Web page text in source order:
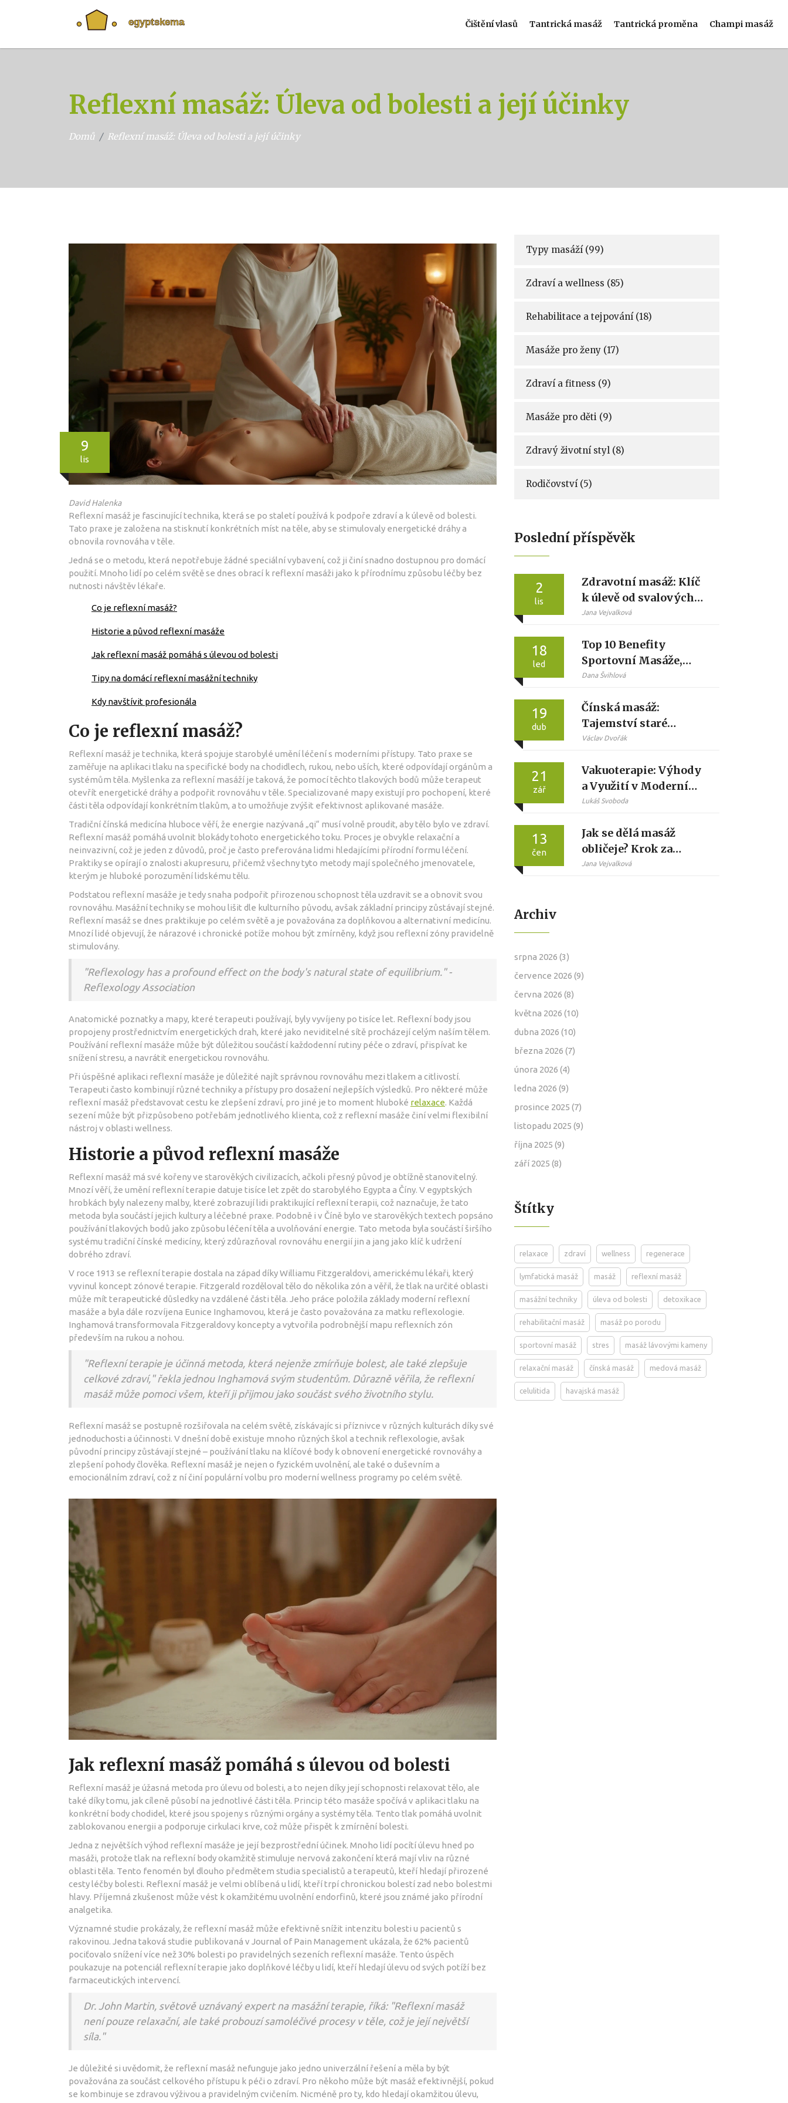
Čištění vlasů Tantrická masáž Tantrická proměna Champi masáž
Reflexní masáž: Úleva od bolesti a její účinky
Domů Reflexní masáž: Úleva od bolesti a její účinky
9
lis
David Halenka
Reflexní masáž je fascinující technika, která se po staletí používá k podpoře zdraví a k úlevě od bolesti.
Tato praxe je založena na stisknutí konkrétních míst na těle, aby se stimulovaly energetické dráhy a
obnovila rovnováha v těle.
Jedná se o metodu, která nepotřebuje žádné speciální vybavení, což ji činí snadno dostupnou pro domácí
použití. Mnoho lidí po celém světě se dnes obrací k reflexní masáži jako k přírodnímu způsobu léčby bez
nutnosti návštěv lékaře.
Co je reflexní masáž?
Historie a původ reflexní masáže
Jak reflexní masáž pomáhá s úlevou od bolesti
Tipy na domácí reflexní masážní techniky
Kdy navštívit profesionála
Co je reflexní masáž?
Reflexní masáž je technika, která spojuje starobylé umění léčení s moderními přístupy. Tato praxe se
zaměřuje na aplikaci tlaku na specifické body na chodidlech, rukou, nebo uších, které odpovídají orgánům a
systémům těla. Myšlenka za reflexní masáží je taková, že pomocí těchto tlakových bodů může terapeut
otevřít energetické dráhy a podpořit rovnováhu v těle. Specializované mapy existují pro pochopení, které
části těla odpovídají konkrétním tlakům, a to umožňuje zvýšit efektivnost aplikované masáže.
Tradiční čínská medicína hluboce věří, že energie nazývaná „qi“ musí volně proudit, aby tělo bylo ve zdraví.
Reflexní masáž pomáhá uvolnit blokády tohoto energetického toku. Proces je obvykle relaxační a
neinvazivní, což je jeden z důvodů, proč je často preferována lidmi hledajícími přírodní formu léčení.
Praktiky se opírají o znalosti akupresuru, přičemž všechny tyto metody mají společného jmenovatele,
kterým je hluboké porozumění lidskému tělu.
Podstatou reflexní masáže je tedy snaha podpořit přirozenou schopnost těla uzdravit se a obnovit svou
rovnováhu. Masážní techniky se mohou lišit dle kulturního původu, avšak základní principy zůstávají stejné.
Reflexní masáž se dnes praktikuje po celém světě a je považována za doplňkovou a alternativní medicínu.
Mnozí lidé objevují, že nárazové i chronické potíže mohou být zmírněny, když jsou reflexní zóny pravidelně
stimulovány.
"Reflexology has a profound effect on the body's natural state of equilibrium." -
Reflexology Association
Anatomické poznatky a mapy, které terapeuti používají, byly vyvíjeny po tisíce let. Reflexní body jsou
propojeny prostřednictvím energetických drah, které jako neviditelné sítě procházejí celým naším tělem.
Používání reflexní masáže může být důležitou součástí každodenní rutiny péče o zdraví, přispívat ke
snížení stresu, a navrátit energetickou rovnováhu.
Při úspěšné aplikaci reflexní masáže je důležité najít správnou rovnováhu mezi tlakem a citlivostí.
Terapeuti často kombinují různé techniky a přístupy pro dosažení nejlepších výsledků. Pro některé může
reflexní masáž představovat cestu ke zlepšení zdraví, pro jiné je to moment hluboké relaxace. Každá
sezení může být přizpůsobeno potřebám jednotlivého klienta, což z reflexní masáže činí velmi flexibilní
nástroj v oblasti wellness.
Historie a původ reflexní masáže
Reflexní masáž má své kořeny ve starověkých civilizacích, ačkoli přesný původ je obtížně stanovitelný.
Mnozí věří, že umění reflexní terapie datuje tisíce let zpět do starobylého Egypta a Číny. V egyptských
hrobkách byly nalezeny malby, které zobrazují lidi praktikující reflexní terapii, což naznačuje, že tato
metoda byla součástí jejich kultury a léčebné praxe. Podobně i v Číně bylo ve starověkých textech popsáno
používání tlakových bodů jako způsobu léčení těla a uvolňování energie. Tato metoda byla součástí širšího
systému tradiční čínské medicíny, který zdůrazňoval rovnováhu energií jin a jang jako klíč k udržení
dobrého zdraví.
V roce 1913 se reflexní terapie dostala na západ díky Williamu Fitzgeraldovi, americkému lékaři, který
vyvinul koncept zónové terapie. Fitzgerald rozděloval tělo do několika zón a věřil, že tlak na určité oblasti
může mít terapeutické důsledky na vzdálené části těla. Jeho práce položila základy moderní reflexní
masáže a byla dále rozvíjena Eunice Inghamovou, která je často považována za matku reflexologie.
Inghamová transformovala Fitzgeraldovy koncepty a vytvořila podrobnější mapu reflexních zón
především na rukou a nohou.
"Reflexní terapie je účinná metoda, která nejenže zmírňuje bolest, ale také zlepšuje
celkové zdraví," řekla jednou Inghamová svým studentům. Důrazně věřila, že reflexní
masáž může pomoci všem, kteří ji přijmou jako součást svého životního stylu.
Reflexní masáž se postupně rozšiřovala na celém světě, získávajíc si příznivce v různých kulturách díky své
jednoduchosti a účinnosti. V dnešní době existuje mnoho různých škol a technik reflexologie, avšak
původní principy zůstávají stejné – používání tlaku na klíčové body k obnovení energetické rovnováhy a
zlepšení pohody člověka. Reflexní masáž je nejen o fyzickém uvolnění, ale také o duševním a
emocionálním zdraví, což z ní činí populární volbu pro moderní wellness programy po celém světě.
Jak reflexní masáž pomáhá s úlevou od bolesti
Reflexní masáž je úžasná metoda pro úlevu od bolesti, a to nejen díky její schopnosti relaxovat tělo, ale
také díky tomu, jak cíleně působí na jednotlivé části těla. Princip této masáže spočívá v aplikaci tlaku na
konkrétní body chodidel, které jsou spojeny s různými orgány a systémy těla. Tento tlak pomáhá uvolnit
zablokovanou energii a podporuje cirkulaci krve, což může přispět k zmírnění bolesti.
Jedna z největších výhod reflexní masáže je její bezprostřední účinek. Mnoho lidí pocítí úlevu hned po
masáži, protože tlak na reflexní body okamžitě stimuluje nervová zakončení která mají vliv na různé
oblasti těla. Tento fenomén byl dlouho předmětem studia specialistů a terapeutů, kteří hledají přirozené
cesty léčby bolesti. Reflexní masáž je velmi oblíbená u lidí, kteří trpí chronickou bolestí zad nebo bolestmi
hlavy. Příjemná zkušenost může vést k okamžitému uvolnění endorfinů, které jsou známé jako přírodní
analgetika.
Významné studie prokázaly, že reflexní masáž může efektivně snížit intenzitu bolesti u pacientů s
rakovinou. Jedna taková studie publikovaná v Journal of Pain Management ukázala, že 62% pacientů
pociťovalo snížení více než 30% bolesti po pravidelných sezeních reflexní masáže. Tento úspěch
poukazuje na potenciál reflexní terapie jako doplňkové léčby u lidí, kteří hledají úlevu od svých potíží bez
farmaceutických intervencí.
Dr. John Martin, světově uznávaný expert na masážní terapie, říká: "Reflexní masáž
není pouze relaxační, ale také probouzí samoléčivé procesy v těle, což je její největší
síla."
Je důležité si uvědomit, že reflexní masáž nefunguje jako jedno univerzální řešení a měla by být
považována za součást celkového přístupu k péči o zdraví. Pro někoho může být masáž efektivnější, pokud
se kombinuje se zdravou výživou a pravidelným cvičením. Nicméně pro ty, kdo hledají okamžitou úlevu,
Typy masáží (99)
Zdraví a wellness (85)
Rehabilitace a tejpování (18)
Masáže pro ženy (17)
Zdraví a fitness (9)
Masáže pro děti (9)
Zdravý životní styl (8)
Rodičovství (5)
Poslední příspěvěk
2
lis
Zdravotní masáž: Klíč
k úlevě od svalových
křečí
Jana Vejvalková
18
led
Top 10 Benefity
Sportovní Masáže,
Které Musíte
Dana Švihlová
19
dub
Čínská masáž:
Tajemství staré
metody pro dnešní
Václav Dvořák
21
zář
Vakuoterapie: Výhody
a Využití v Moderní
Medicíně
Lukáš Svoboda
13
čen
Jak se dělá masáž
obličeje? Krok za
krokem pro domácí
Jana Vejvalková
Archiv
srpna 2026 (3)
července 2026 (9)
června 2026 (8)
května 2026 (10)
dubna 2026 (10)
března 2026 (7)
února 2026 (4)
ledna 2026 (9)
prosince 2025 (7)
listopadu 2025 (9)
října 2025 (9)
září 2025 (8)
Štítky
relaxace zdraví wellness regenerace
lymfatická masáž masáž reflexní masáž
masážní techniky úleva od bolesti detoxikace
rehabilitační masáž masáž po porodu
sportovní masáž stres masáž lávovými kameny
relaxační masáž čínská masáž medová masáž
celulitida havajská masáž